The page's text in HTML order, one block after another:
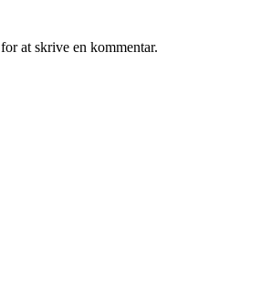
for at skrive en kommentar.